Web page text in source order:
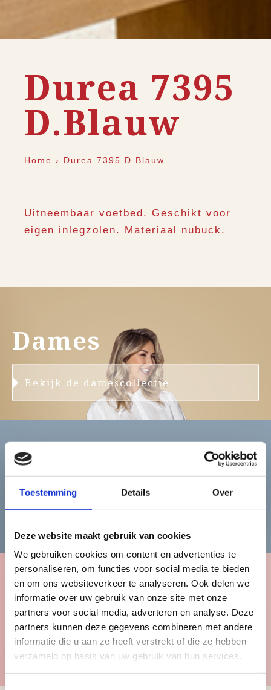
Toestemming Details Over
Deze website maakt gebruik van cookies
We gebruiken cookies om content en advertenties te
personaliseren, om functies voor social media te bieden
en om ons websiteverkeer te analyseren. Ook delen we
informatie over uw gebruik van onze site met onze
partners voor social media, adverteren en analyse. Deze
partners kunnen deze gegevens combineren met andere
informatie die u aan ze heeft verstrekt of die ze hebben
verzameld op basis van uw gebruik van hun services.
Durea 7395
D.Blauw
Home › Durea 7395 D.Blauw
Uitneembaar voetbed. Geschikt voor
eigen inlegzolen. Materiaal nubuck.
Dames
Bekijk de damescollectie
Heren
Kinderen
Bekijk de kindercollectie